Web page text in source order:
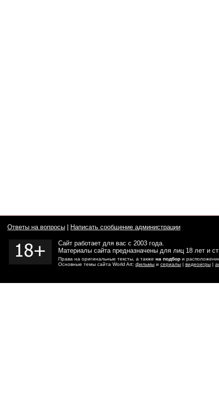
Ответы на вопросы Написать сообщение администрации
Сайт работает для вас с 2003 года.
Материалы сайта предназначены для лиц 18 лет и
Права на оригинальные тексты, а также на подбор и
Основные темы сайта World Art: фильмы и сериалы | видеоигры |